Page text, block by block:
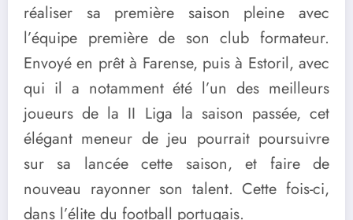
réaliser sa première saison pleine avec
l’équipe première de son club formateur.
Envoyé en prêt à Farense, puis à Estoril, avec
qui il a notamment été l’un des meilleurs
joueurs de la II Liga la saison passée, cet
élégant meneur de jeu pourrait poursuivre
sur sa lancée cette saison, et faire de
nouveau rayonner son talent. Cette fois-ci,
dans l’élite du football portugais.